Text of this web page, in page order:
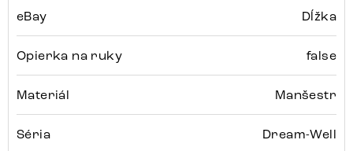
eBay Dĺžka
Opierka na ruky false
Materiál Manšestr
Séria Dream-Well